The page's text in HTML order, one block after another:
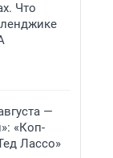
Что
—
«Коп-
Лассо»